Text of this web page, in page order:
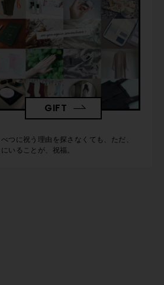
GIFT
つに祝う理由を探さなくても、ただ、
いることが、祝福。